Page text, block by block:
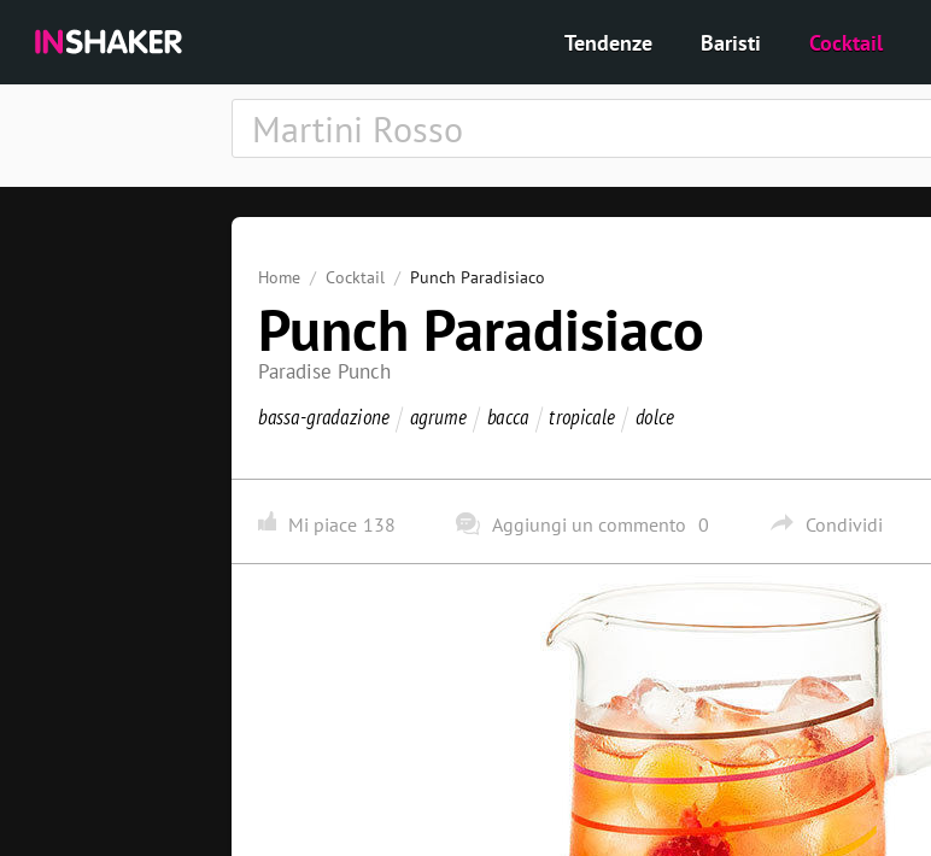
Tendenze Baristi Cocktail
Home Cocktail Punch Paradisiaco
Punch Paradisiaco
Paradise Punch
bassa-gradazione agrume bacca tropicale dolce
Mi piace 138 Aggiungi un commento 0 Condividi